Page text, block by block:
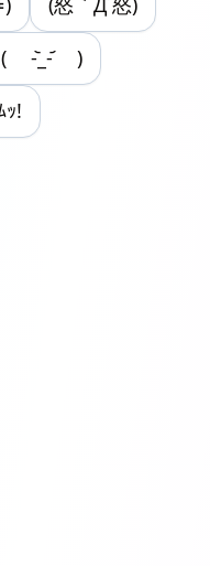
(怒｀Д´怒)
( -᷅_-᷄ )
!